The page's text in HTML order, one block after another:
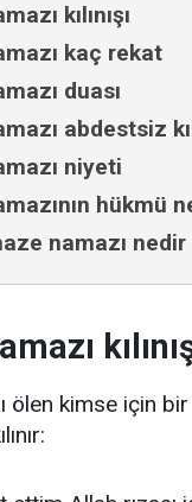
kılınışı
kaç rekat
duası
abdestsiz
niyeti
hükmü
namazı nedir
ölen kimse için bir